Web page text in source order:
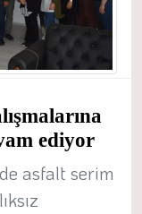
ediyor
asfalt serim